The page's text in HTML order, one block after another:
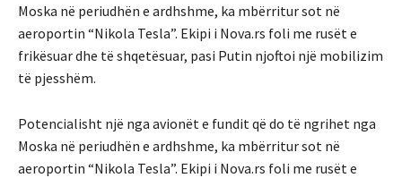
Moska në periudhën e ardhshme, ka mbërritur sot në
aeroportin “Nikola Tesla”. Ekipi i Nova.rs foli me rusët e
frikësuar dhe të shqetësuar, pasi Putin njoftoi një mobilizim
të pjesshëm.
Potencialisht një nga avionët e fundit që do të ngrihet nga
Moska në periudhën e ardhshme, ka mbërritur sot në
aeroportin “Nikola Tesla”. Ekipi i Nova.rs foli me rusët e